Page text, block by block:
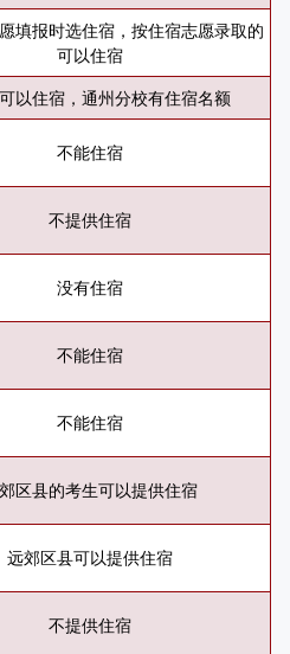
填报时选住宿，按住宿志愿录取的
可以住宿
以住宿，通州分校有住宿名额
不能住宿
不提供住宿
没有住宿
不能住宿
不能住宿
区县的考生可以提供住宿
远郊区县可以提供住宿
不提供住宿